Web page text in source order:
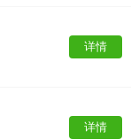
详情
详情